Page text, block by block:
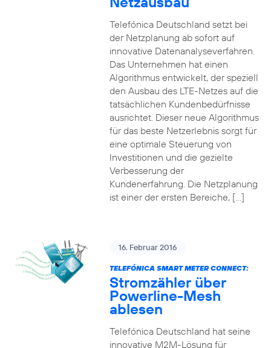
Telefónica Deutschland setzt bei
der Netzplanung ab sofort auf
innovative Datenanalyseverfahren.
Das Unternehmen hat einen
Algorithmus entwickelt, der speziell
den Ausbau des LTE-Netzes auf die
tatsächlichen Kundenbedürfnisse
ausrichtet. Dieser neue Algorithmus
für das beste Netzerlebnis sorgt für
eine optimale Steuerung von
Investitionen und die gezielte
Verbesserung der
Kundenerfahrung. Die Netzplanung
ist einer der ersten Bereiche, […]
16. Februar 2016
TELEFÓNICA SMART METER CONNECT:
Stromzähler über
Powerline-Mesh
ablesen
Telefónica Deutschland hat seine
innovative M2M-Lösung für